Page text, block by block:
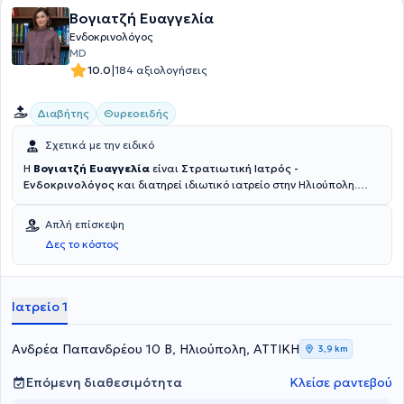
Βογιατζή Ευαγγελία
Ενδοκρινολόγος
MD
10.0|184 αξιολογήσεις
Διαβήτης Θυρεοειδής
Σχετικά με την ειδικό
Η Βογιατζή Ευαγγελία είναι Στρατιωτική Ιατρός -
Ενδοκρινολόγος και διατηρεί ιδιωτικό ιατρείο στην Ηλιούπολη.
Θεσσαλονίκης και της Στρατιωτικής Σχολής Αξιωματικών
Σωμάτων. Διαθέτει πολυετή εμπειρία και έχει διατελέσει
Εσωτερική βοηθός ειδικότητας στο τμήμα Ενδοκρινολογίας -
Διαβήτη - Μεταβολισμού αλλά και στο τμήμα Διαβήτη Κύησης του
Αμαλία Φλέμιγκ.
Απλή επίσκεψη
Δες το κόστος
Ιατρείο 1
Ανδρέα Παπανδρέου 10 Β, Ηλιούπολη, ΑΤΤΙΚΗ 3,9 km
Επόμενη διαθεσιμότητα Κλείσε ραντεβού